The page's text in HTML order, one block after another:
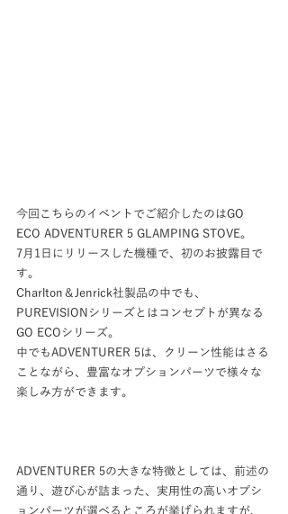
今回こちらのイベントでご紹介したのはGO
ECO ADVENTURER 5 GLAMPING STOVE。
7月1日にリリースした機種で、初のお披露目で
す。
Charlton＆Jenrick社製品の中でも、
PUREVISIONシリーズとはコンセプトが異なる
GO ECOシリーズ。
中でもADVENTURER 5は、クリーン性能はさる
ことながら、豊富なオプションパーツで様々な
楽しみ方ができます。
ADVENTURER 5の大きな特徴としては、前述の
通り、遊び心が詰まった、実用性の高いオプシ
ョンパーツが選べるところが挙げられますが、